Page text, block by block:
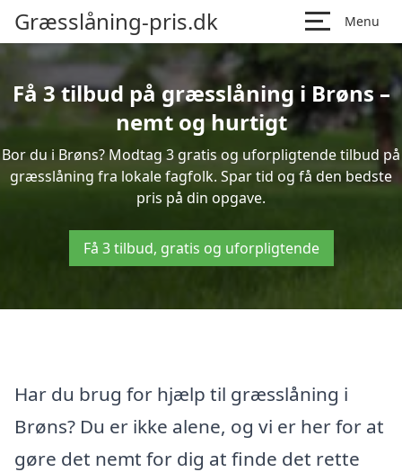
Græsslåning-pris.dk Menu
Få 3 tilbud på græsslåning i Brøns –
nemt og hurtigt
Bor du i Brøns? Modtag 3 gratis og uforpligtende tilbud på
græsslåning fra lokale fagfolk. Spar tid og få den bedste
pris på din opgave.
Få 3 tilbud, gratis og uforpligtende
Har du brug for hjælp til græsslåning i
Brøns? Du er ikke alene, og vi er her for at
gøre det nemt for dig at finde det rette